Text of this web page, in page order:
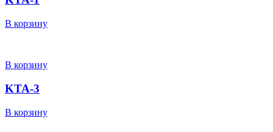
В корзину
В корзину
KTA-3
В корзину